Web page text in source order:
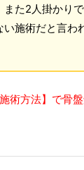
た2人掛かり
施術だと言わ
術方法】で骨